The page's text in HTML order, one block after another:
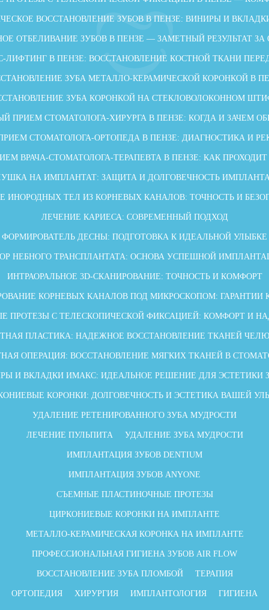
ВОССТАНОВЛЕНИЕ ЗУБОВ В ПЕНЗЕ: ВИНИРЫ И
ОТБЕЛИВАНИЕ ЗУБОВ В ПЕНЗЕ — ЗАМЕТНЫЙ РЕЗУЛЬТАТ
ЛИФТИНГ В ПЕНЗЕ: ВОССТАНОВЛЕНИЕ КОСТНОЙ ТКАНИ
ЗУБА МЕТАЛЛО-КЕРАМИЧЕСКОЙ КОРОНКОЙ В
ЗУБА КОРОНКОЙ НА СТЕКЛОВОЛОКОННОМ
ПРИЕМ СТОМАТОЛОГА-ХИРУРГА В ПЕНЗЕ: КОГДА И ЗАЧЕМ
СТОМАТОЛОГА-ОРТОПЕДА В ПЕНЗЕ: ДИАГНОСТИКА И
ВРАЧА-СТОМАТОЛОГА-ТЕРАПЕВТА В ПЕНЗЕ: КАК
НА ИМПЛАНТАТ: ЗАЩИТА И ДОЛГОВЕЧНОСТЬ
ИНОРОДНЫХ ТЕЛ ИЗ КОРНЕВЫХ КАНАЛОВ: ТОЧНОСТЬ И
ЛЕЧЕНИЕ КАРИЕСА: СОВРЕМЕННЫЙ ПОДХОД
ФОРМИРОВАТЕЛЬ ДЕСНЫ: ПОДГОТОВКА К ИДЕАЛЬНОЙ УЛЫБКЕ
НЕБНОГО ТРАНСПЛАНТАТА: ОСНОВА УСПЕШНОЙ
ИНТРАОРАЛЬНОЕ 3D-СКАНИРОВАНИЕ: ТОЧНОСТЬ И КОМФОРТ
КОРНЕВЫХ КАНАЛОВ ПОД МИКРОСКОПОМ: ГАРАНТИИ
ПРОТЕЗЫ С ТЕЛЕСКОПИЧЕСКОЙ ФИКСАЦИЕЙ: КОМФОРТ И
ПЛАСТИКА: НАДЕЖНОЕ ВОССТАНОВЛЕНИЕ ТКАНЕЙ
ОПЕРАЦИЯ: ВОССТАНОВЛЕНИЕ МЯГКИХ ТКАНЕЙ В
И ВКЛАДКИ ИМАКС: ИДЕАЛЬНОЕ РЕШЕНИЕ ДЛЯ ЭСТЕТИКИ
КОРОНКИ: ДОЛГОВЕЧНОСТЬ И ЭСТЕТИКА ВАШЕЙ
УДАЛЕНИЕ РЕТЕНИРОВАННОГО ЗУБА МУДРОСТИ
ЛЕЧЕНИЕ ПУЛЬПИТА УДАЛЕНИЕ ЗУБА МУДРОСТИ
ИМПЛАНТАЦИЯ ЗУБОВ DENTIUM
ИМПЛАНТАЦИЯ ЗУБОВ ANYONE
СЪЕМНЫЕ ПЛАСТИНОЧНЫЕ ПРОТЕЗЫ
ЦИРКОНИЕВЫЕ КОРОНКИ НА ИМПЛАНТЕ
МЕТАЛЛО-КЕРАМИЧЕСКАЯ КОРОНКА НА ИМПЛАНТЕ
ПРОФЕССИОНАЛЬНАЯ ГИГИЕНА ЗУБОВ AIR FLOW
ВОССТАНОВЛЕНИЕ ЗУБА ПЛОМБОЙ ТЕРАПИЯ
ОРТОПЕДИЯ ХИРУРГИЯ ИМПЛАНТОЛОГИЯ ГИГИЕНА